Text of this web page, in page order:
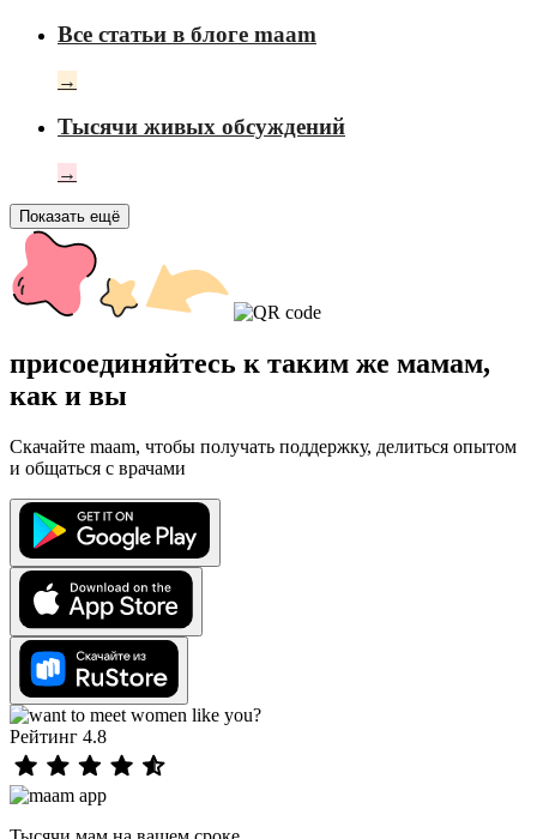
Все статьи в блоге maam
→
Тысячи живых обсуждений
→
Показать ещё
присоединяйтесь к таким же мамам,
как и вы
Скачайте maam, чтобы получать поддержку, делиться опытом
и общаться с врачами
Рейтинг 4.8